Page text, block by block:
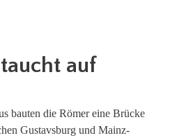
auf
bauten die Römer eine Brücke
Gustavsburg und Mainz-